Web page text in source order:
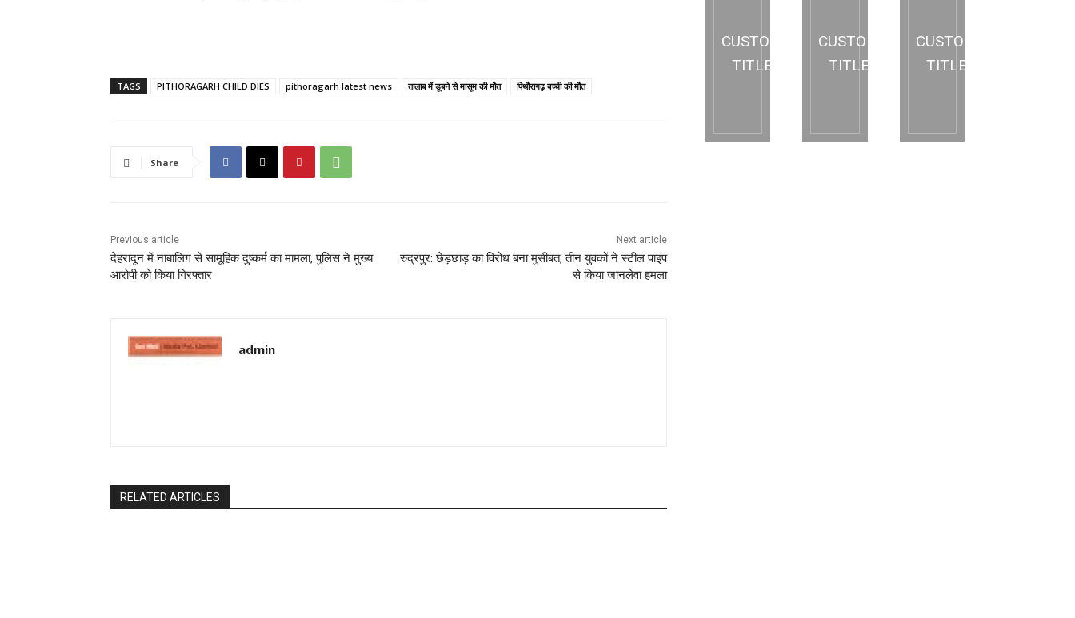
TAGS PITHORAGARH CHILD DIES pithoragarh latest news तालाब में डूबने से मासूम की मौत पिथौरागढ़ बच्ची की मौत
Share
Previous article
देहरादून में नाबालिग से सामूहिक दुष्कर्म का मामला, पुलिस ने मुख्य
आरोपी को किया गिरफ्तार
Next article
रुद्रपुर: छेड़छाड़ का विरोध बना मुसीबत, तीन युवकों ने स्टील पाइप
से किया जानलेवा हमला
admin
RELATED ARTICLES
CUSTOM
TITLE
CUSTOM
TITLE
CUSTOM
TITLE